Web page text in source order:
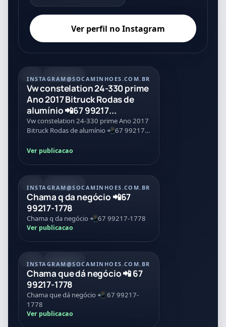
Ver perfil no Instagram
INSTAGRAM@SOCAMINHOES.COM.BR
Vw constelation 24-330 prime
Ano 2017 Bitruck Rodas de
alumínio 📲67 99217...
Vw constelation 24-330 prime Ano 2017
Bitruck Rodas de alumínio 📲67 99217-
Ver publicacao
INSTAGRAM@SOCAMINHOES.COM.BR
Chama q da negócio 📲67
99217-1778
Chama q da negócio 📲67 99217-1778
Ver publicacao
INSTAGRAM@SOCAMINHOES.COM.BR
Chama que dá negócio 📲 67
99217-1778
Chama que dá negócio 📲 67 99217-
1778
Ver publicacao